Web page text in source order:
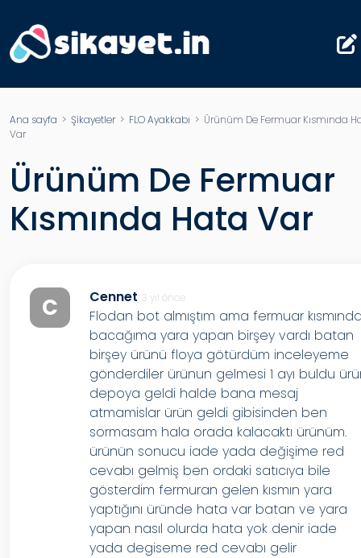
Ana sayfa > Şikayetler> FLO Ayakkabı > Ürünüm De Fermuar Kısmında
Var
Ürünüm De Fermuar
Kısmında Hata Var
C Cennet 3 yıl önce
Flodan bot almıştım ama fermuar
bacağıma yara yapan birşey vardı batan
birşey ürünü floya götürdüm inceleyeme
gönderdiler ürünun gelmesi 1 ayı buldu
depoya geldi halde bana mesaj
atmamislar ürün geldi gibisinden ben
sormasam hala orada kalacaktı ürünüm.
ürünün sonucu iade yada değişime red
cevabı gelmiş ben ordaki satıcıya bile
gösterdim fermuran gelen kısmın yara
yaptığını üründe hata var batan ve yara
yapan nasıl olurda hata yok denir iade
yada degiseme red cevabı gelir